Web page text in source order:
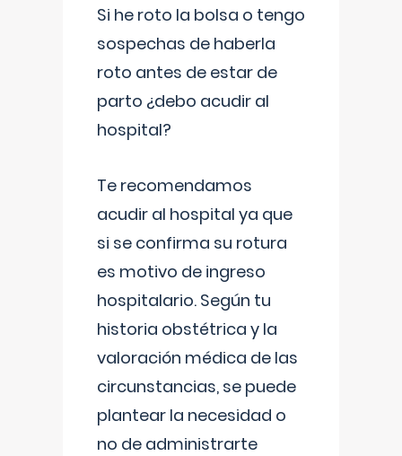
Si he roto la bolsa o tengo
sospechas de haberla
roto antes de estar de
parto ¿debo acudir al
hospital?
Te recomendamos
acudir al hospital ya que
si se confirma su rotura
es motivo de ingreso
hospitalario. Según tu
historia obstétrica y la
valoración médica de las
circunstancias, se puede
plantear la necesidad o
no de administrarte